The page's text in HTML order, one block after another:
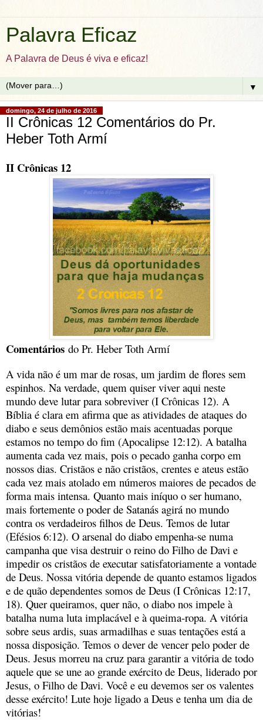
Palavra Eficaz
A Palavra de Deus é viva e eficaz!
▼
domingo, 24 de julho de 2016
II Crônicas 12 Comentários do Pr.
Heber Toth Armí
II Crônicas 12
Comentários do Pr. Heber Toth Armí
A vida não é um mar de rosas, um jardim de flores sem
espinhos. Na verdade, quem quiser viver aqui neste
mundo deve lutar para sobreviver (I Crônicas 12). A
Bíblia é clara em afirma que as atividades de ataques do
diabo e seus demônios estão mais acentuadas porque
estamos no tempo do fim (Apocalipse 12:12). A batalha
aumenta cada vez mais, pois o pecado ganha corpo em
nossos dias. Cristãos e não cristãos, crentes e ateus estão
cada vez mais atolado em números maiores de pecados de
forma mais intensa. Quanto mais iníquo o ser humano,
mais fortemente o poder de Satanás agirá no mundo
contra os verdadeiros filhos de Deus. Temos de lutar
(Efésios 6:12). O arsenal do diabo empenha-se numa
campanha que visa destruir o reino do Filho de Davi e
impedir os cristãos de executar satisfatoriamente a vontade
de Deus. Nossa vitória depende de quanto estamos ligados
e de quão dependentes somos de Deus (I Crônicas 12:17,
18). Quer queiramos, quer não, o diabo nos impele à
batalha numa luta implacável e à queima-ropa. A vitória
sobre seus ardis, suas armadilhas e suas tentações está a
nossa disposição. Temos o dever de vencer pelo poder de
Deus. Jesus morreu na cruz para garantir a vitória de todo
aquele que se une ao grande exército de Deus, liderado por
Jesus, o Filho de Davi. Você e eu devemos ser os valentes
desse exército! Lute hoje ligado a Deus e tenha um dia de
vitórias!